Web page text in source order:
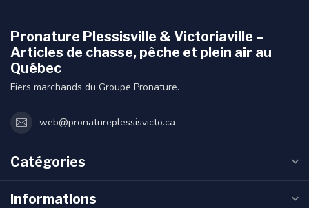
Pronature Plessisville & Victoriaville –
Articles de chasse, pêche et plein air au
Québec
Fiers marchands du Groupe Pronature.
web@pronatureplessisvicto.ca
Catégories
Informations